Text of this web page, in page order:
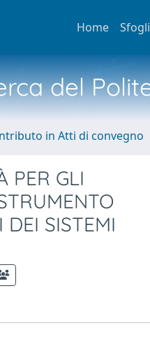
Home
del
in Atti di convegno
PER GLI
SISTEMI